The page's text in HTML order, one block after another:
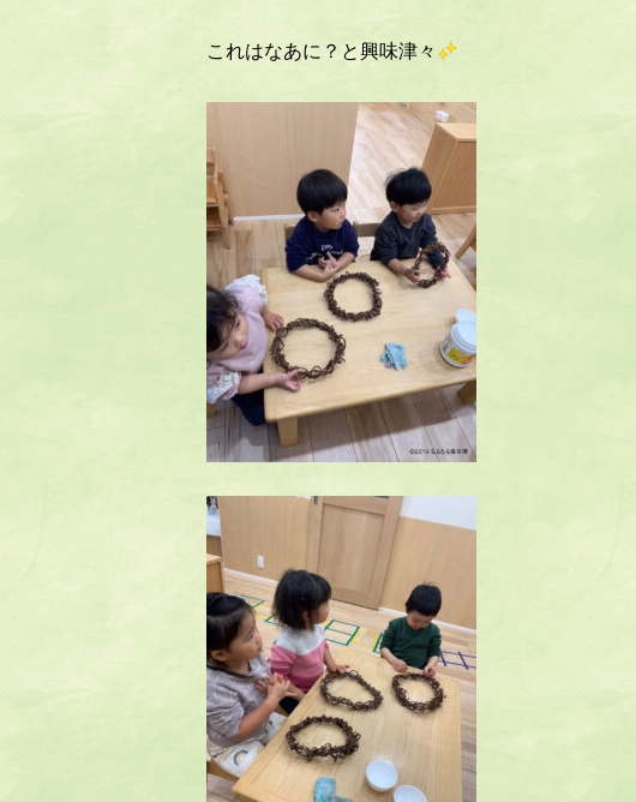
これはなあに？と興味津々